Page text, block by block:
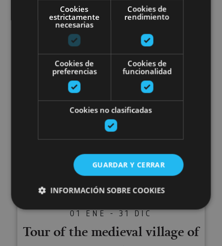
01 ENE - 31 DIC
Guided tour of Olite
Olite, Palacio Real de Olite, Iglesia de Santa María
Tour of the medieval village of
01 ENE - 31 DIC
Tour of the medieval village of
Cookies
estrictamente
necesarias
Cookies de
rendimiento
Cookies de
preferencias
Cookies de
funcionalidad
Cookies no clasificadas
GUARDAR Y CERRAR
INFORMACIÓN SOBRE COOKIES
Cookies estrictamente necesarias